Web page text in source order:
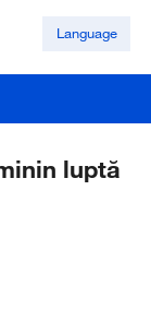
Language
luptă